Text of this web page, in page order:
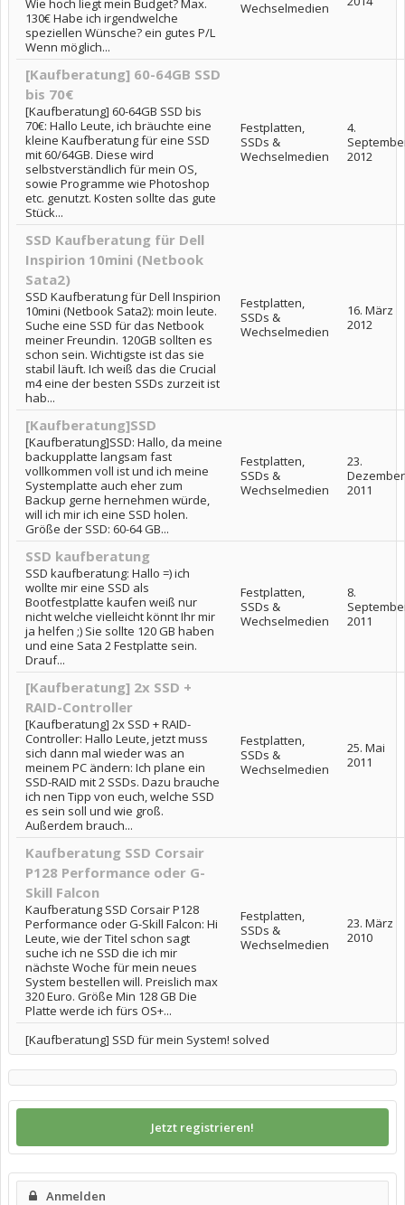
Wie hoch liegt mein Budget? Max.
130€ Habe ich irgendwelche
speziellen Wünsche? ein gutes P/L
Wenn möglich...
Wechselmedien
[Kaufberatung] 60-64GB SSD
bis 70€
[Kaufberatung] 60-64GB SSD bis
70€: Hallo Leute, ich bräuchte eine
kleine Kaufberatung für eine SSD
mit 60/64GB. Diese wird
selbstverständlich für mein OS,
sowie Programme wie Photoshop
etc. genutzt. Kosten sollte das gute
Stück...
Festplatten,
SSDs &
Wechselmedien
4.
2012
SSD Kaufberatung für Dell
Inspirion 10mini (Netbook
Sata2)
SSD Kaufberatung für Dell Inspirion
10mini (Netbook Sata2): moin leute.
Suche eine SSD für das Netbook
meiner Freundin. 120GB sollten es
schon sein. Wichtigste ist das sie
stabil läuft. Ich weiß das die Crucial
m4 eine der besten SSDs zurzeit ist
hab...
Festplatten,
SSDs &
Wechselmedien
16. März
2012
[Kaufberatung]SSD
[Kaufberatung]SSD: Hallo, da meine
backupplatte langsam fast
vollkommen voll ist und ich meine
Systemplatte auch eher zum
Backup gerne hernehmen würde,
will ich mir ich eine SSD holen.
Größe der SSD: 60-64 GB...
Festplatten,
SSDs &
Wechselmedien
23.
Dezember
2011
SSD kaufberatung
SSD kaufberatung: Hallo =) ich
wollte mir eine SSD als
Bootfestplatte kaufen weiß nur
nicht welche vielleicht könnt Ihr mir
ja helfen ;) Sie sollte 120 GB haben
und eine Sata 2 Festplatte sein.
Drauf...
Festplatten,
SSDs &
Wechselmedien
8.
2011
[Kaufberatung] 2x SSD +
RAID-Controller
[Kaufberatung] 2x SSD + RAID-
Controller: Hallo Leute, jetzt muss
sich dann mal wieder was an
meinem PC ändern: Ich plane ein
SSD-RAID mit 2 SSDs. Dazu brauche
ich nen Tipp von euch, welche SSD
es sein soll und wie groß.
Außerdem brauch...
Festplatten,
SSDs &
Wechselmedien
25. Mai
2011
Kaufberatung SSD Corsair
P128 Performance oder G-
Skill Falcon
Kaufberatung SSD Corsair P128
Performance oder G-Skill Falcon: Hi
Leute, wie der Titel schon sagt
suche ich ne SSD die ich mir
nächste Woche für mein neues
System bestellen will. Preislich max
320 Euro. Größe Min 128 GB Die
Platte werde ich fürs OS+...
Festplatten,
SSDs &
Wechselmedien
23. März
2010
[Kaufberatung] SSD für mein System! solved
Jetzt registrieren!
Anmelden